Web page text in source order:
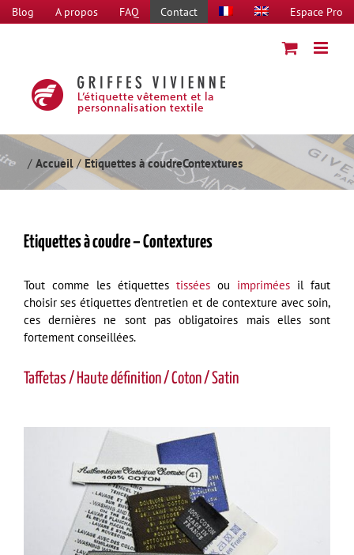
Passer
au
Blog A propos FAQ Contact Espace Pro
Accueil Etiquettes à coudreContextures
Etiquettes à coudre – Contextures
Tout comme les étiquettes tissées ou imprimées il faut
choisir ses étiquettes d’entretien et de contexture avec soin,
ces dernières ne sont pas obligatoires mais elles sont
fortement conseillées.
Taffetas / Haute définition / Coton / Satin